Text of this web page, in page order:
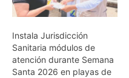
Instala Jurisdicción
Sanitaria módulos de
atención durante Semana
Santa 2026 en playas de